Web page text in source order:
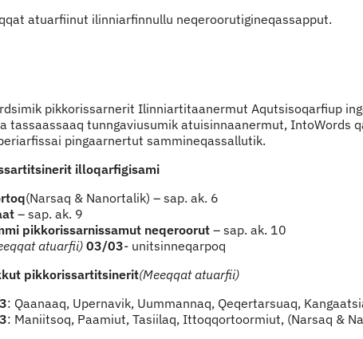
atuarfiinut ilinniarfinnullu neqeroorutigineqassapput.
pikkorissarnerit Ilinniartitaanermut Aqutsisoqarfiup
tassaassaaq tunngaviusumik atuisinnaanermut, IntoWords
pingaarnertut sammineqassallutik.
illoqarfigisami
(Narsaq & Nanortalik) – sap. ak. 6
– sap. ak. 9
pikkorissarnissamut neqeroorut – sap. ak. 10
atuarfii) 03/03- unitsinneqarpoq
pikkorissartitsinerit(Meeqqat atuarfii)
: Qaanaaq, Upernavik, Uummannaq, Qeqertarsuaq,
: Maniitsoq, Paamiut, Tasiilaq, Ittoqqortoormiut, (Narsaq &